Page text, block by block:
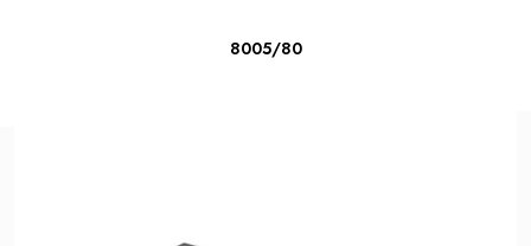
LER MAIS
8005/80